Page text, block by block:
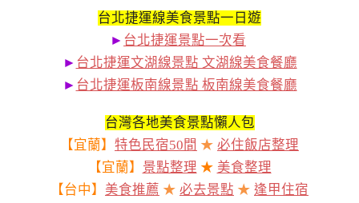
台北捷運線美食景點一日遊
► 台北捷運景點一次看
► 台北捷運文湖線景點 文湖線美食餐廳
► 台北捷運板南線景點 板南線美食餐廳
台灣各地美食景點懶人包
【宜蘭】 特色民宿50間 ★ 必住飯店整理
【宜蘭】 景點整理 ★ 美食整理
【台中】 美食推薦 ★ 必去景點 ★ 逢甲住宿